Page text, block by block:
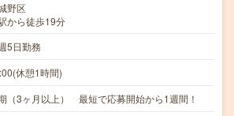
野区
から徒歩19分
5日勤務
休憩1時間)
（3ヶ月以上） 最短で応募開始から1週間！